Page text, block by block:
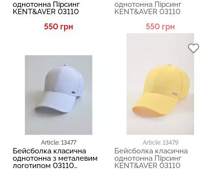
однотонна Пірсинг
KENT&AVER 03110
550 грн
Article: 13477
Бейсболка класична
однотонна з металевим
логотипом 03110
однотонна Пірсинг
KENT&AVER 03110
550 грн
Article: 13479
Бейсболка класична
однотонна Пірсинг
KENT&AVER 03110